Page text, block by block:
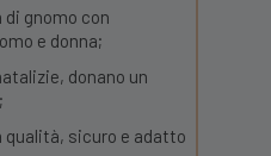
di gnomo con
e donna;
donano un
qualità, sicuro e adatto